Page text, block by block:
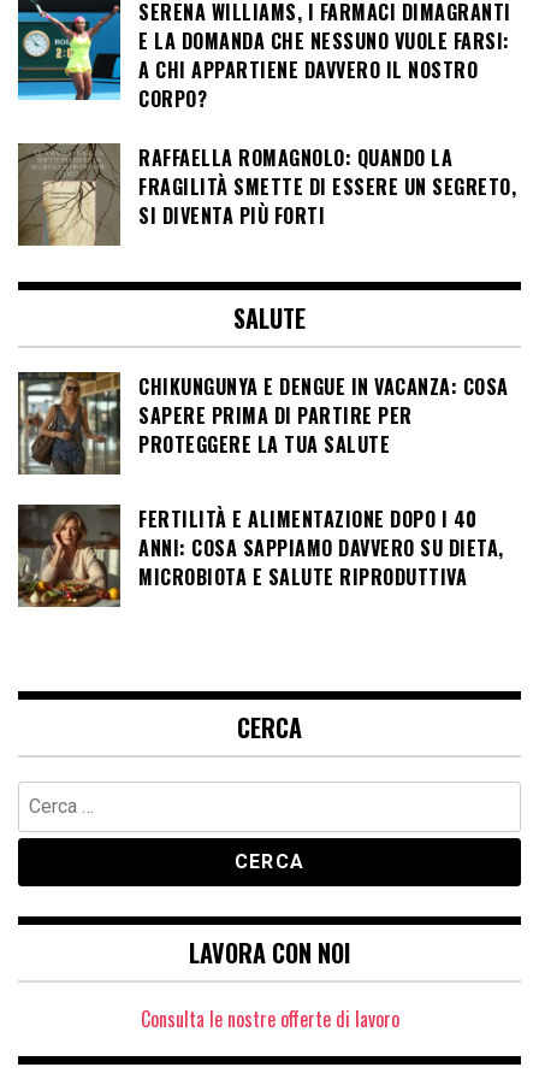
SERENA WILLIAMS, I FARMACI DIMAGRANTI
E LA DOMANDA CHE NESSUNO VUOLE FARSI:
A CHI APPARTIENE DAVVERO IL NOSTRO
CORPO?
RAFFAELLA ROMAGNOLO: QUANDO LA
FRAGILITÀ SMETTE DI ESSERE UN SEGRETO,
SI DIVENTA PIÙ FORTI
SALUTE
CHIKUNGUNYA E DENGUE IN VACANZA: COSA
SAPERE PRIMA DI PARTIRE PER
PROTEGGERE LA TUA SALUTE
FERTILITÀ E ALIMENTAZIONE DOPO I 40
ANNI: COSA SAPPIAMO DAVVERO SU DIETA,
MICROBIOTA E SALUTE RIPRODUTTIVA
CERCA
Ricerca
per:
LAVORA CON NOI
Consulta le nostre offerte di lavoro